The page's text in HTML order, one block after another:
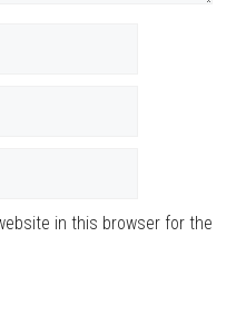
in this browser for the